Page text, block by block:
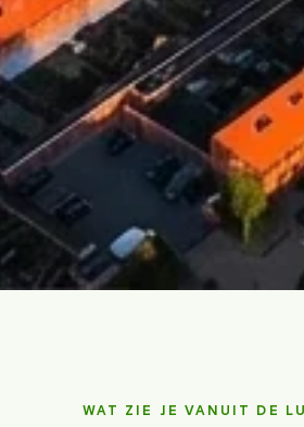
WAT ZIE JE VANUIT DE